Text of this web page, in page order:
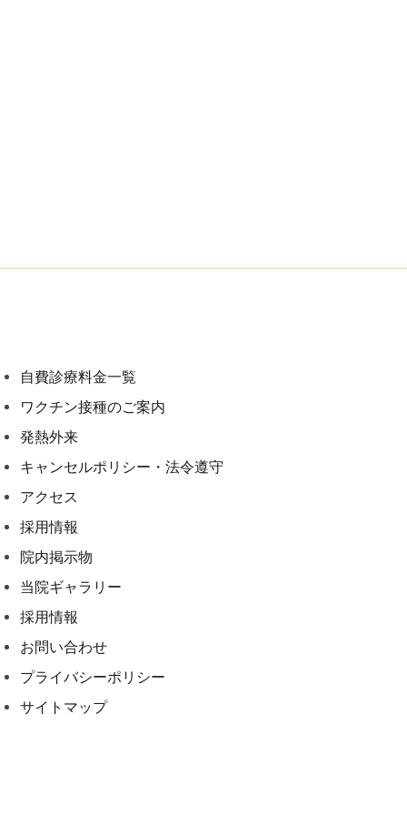
自費診療料金一覧
ワクチン接種のご案内
発熱外来
キャンセルポリシー・法令遵守
アクセス
採用情報
院内掲示物
当院ギャラリー
採用情報
お問い合わせ
プライバシーポリシー
サイトマップ